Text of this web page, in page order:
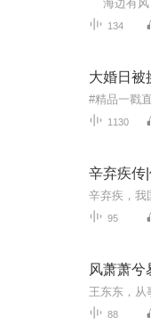
134
1130
95
风萧萧兮
88